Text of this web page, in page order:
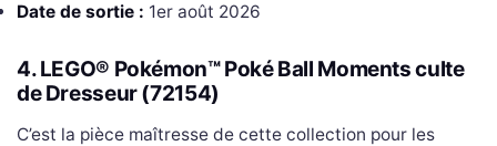
Date de sortie : 1er août 2026
4. LEGO® Pokémon™ Poké Ball Moments culte
de Dresseur (72154)
C’est la pièce maîtresse de cette collection pour les